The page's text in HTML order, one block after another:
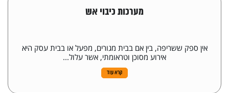
מערכות כיבוי אש
אין ספק ששריפה, בין אם בבית מגורים, מפעל או בבית עסק היא
אירוע מסוכן וטראומתי, אשר עלול...
קרא עוד